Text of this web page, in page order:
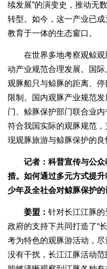
续发展”的演变史，推动无
转型。如今，这一产业已
教育于一体的生态窗口。
在世界多地考察观鲸观
动产业规范合理发展。国
观豚船只与鲸豚的距离、
限制。国内观豚产业规范
门、鲸豚保护部门联合业
符合我国实际的观豚规范
现观豚旅游与鲸豚保护的良
记者：科普宣传与公
措。如何通过多元方式提
少年及全社会对鲸豚保护
姜盟： 针对长江江豚
政府的支持下共同打造了“
考为特色的观豚游活动，
没有干扰，长江江豚活动